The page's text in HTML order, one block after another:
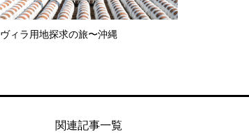
ヴィラ用地探求の旅〜沖縄
関連記事一覧